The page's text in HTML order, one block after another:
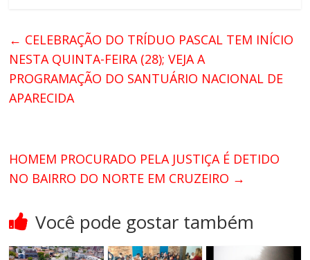
← CELEBRAÇÃO DO TRÍDUO PASCAL TEM INÍCIO
NESTA QUINTA-FEIRA (28); VEJA A
PROGRAMAÇÃO DO SANTUÁRIO NACIONAL DE
APARECIDA
HOMEM PROCURADO PELA JUSTIÇA É DETIDO
NO BAIRRO DO NORTE EM CRUZEIRO →
Você pode gostar também